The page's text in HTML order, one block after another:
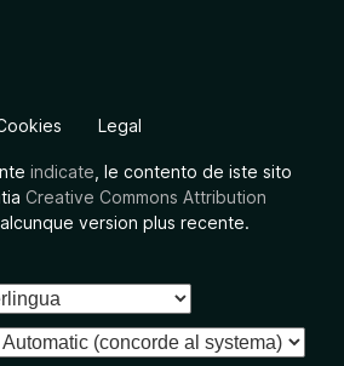
Legal
indicate , le contento de iste sito
Creative Commons Attribution
version plus recente.